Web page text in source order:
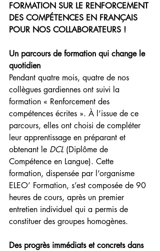
FORMATION SUR LE RENFORCEMENT
DES COMPÉTENCES EN FRANÇAIS
POUR NOS COLLABORATEURS !
Un parcours de formation qui change le
quotidien
Pendant quatre mois, quatre de nos
collègues gardiennes ont suivi la
formation « Renforcement des
compétences écrites ». À l’issue de ce
parcours, elles ont choisi de compléter
leur apprentissage en préparant et
obtenant le DCL (Diplôme de
Compétence en Langue). Cette
formation, dispensée par l’organisme
ELEO’ Formation, s’est composée de 90
heures de cours, après un premier
entretien individuel qui a permis de
constituer des groupes homogènes.
Des progrès immédiats et concrets dans